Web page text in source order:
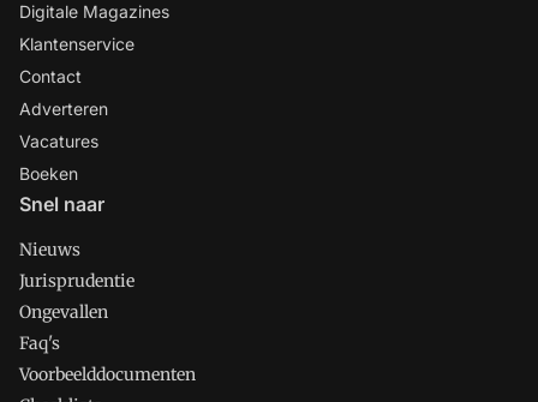
Digitale Magazines
Klantenservice
Contact
Adverteren
Vacatures
Boeken
Snel naar
Nieuws
Jurisprudentie
Ongevallen
Faq's
Voorbeelddocumenten